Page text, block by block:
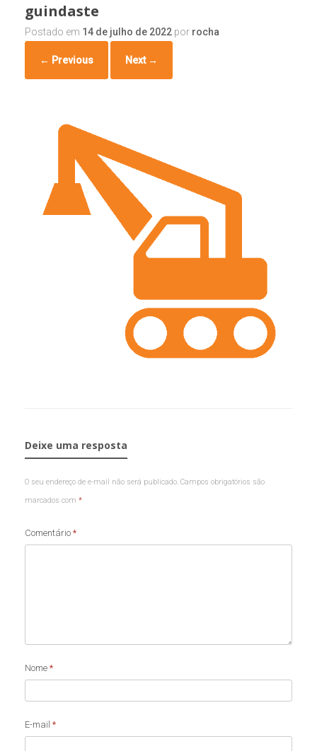
guindaste
Postado em 14 de julho de 2022 por rocha
← Previous Next →
Deixe uma resposta
O seu endereço de e-mail não será publicado. Campos obrigatórios são
marcados com *
Comentário *
Nome *
E-mail *